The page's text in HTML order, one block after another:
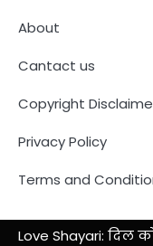
About
Cantact us
Copyright
Privacy Policy
Terms and
Love Shayari: दिल